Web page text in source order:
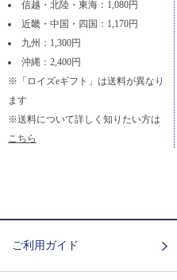
信越・北陸・東海：1,080円
近畿・中国・四国：1,170円
九州：1,300円
沖縄：2,400円
※「ロイズeギフト」は送料が異なり
ます
※送料について詳しく知りたい方は
こちら
ご利用ガイド